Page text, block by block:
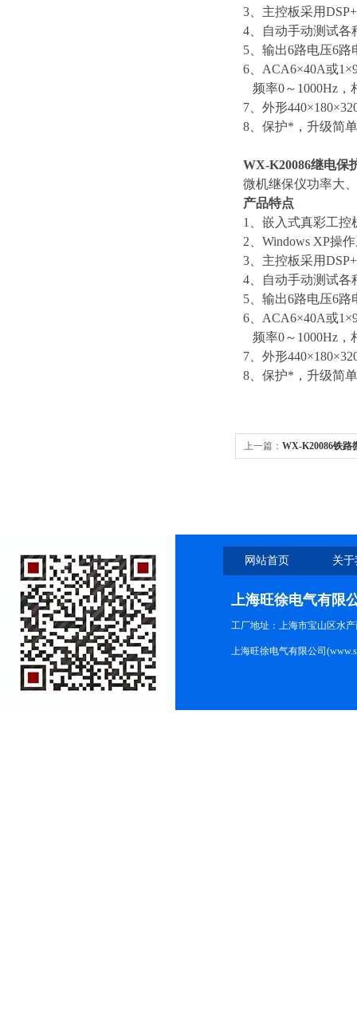
3、主控板采用
4、自动手动测试各
5、输出6路电压6
6、ACA6×40A或
频率0～1000Hz，
7、外形
8、保护*，升级简
WX-K20086继电保
微机继保仪功率大
产品特点
1、嵌入式真彩工控
2、Windows XP操
3、主控板采用
4、自动手动测试各
5、输出6路电压6
6、ACA6×40A或
频率0～1000Hz，
7、外形
8、保护*，升级简
上一篇： WX-K20086铁路
网站首页 关
上海旺徐电气有限
工厂地址：上海市宝山区水产
上海旺徐电气有限公司